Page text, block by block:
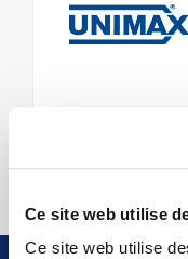
Ce site web utilise
Ce site web utilise